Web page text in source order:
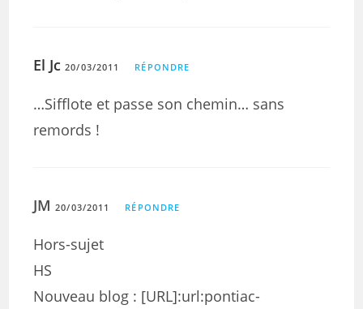
El Jc 20/03/2011 RÉPONDRE
…Sifflote et passe son chemin… sans
remords !
JM20/03/2011 RÉPONDRE
Hors-sujet
HS
Nouveau blog : [URL]:url:pontiac-